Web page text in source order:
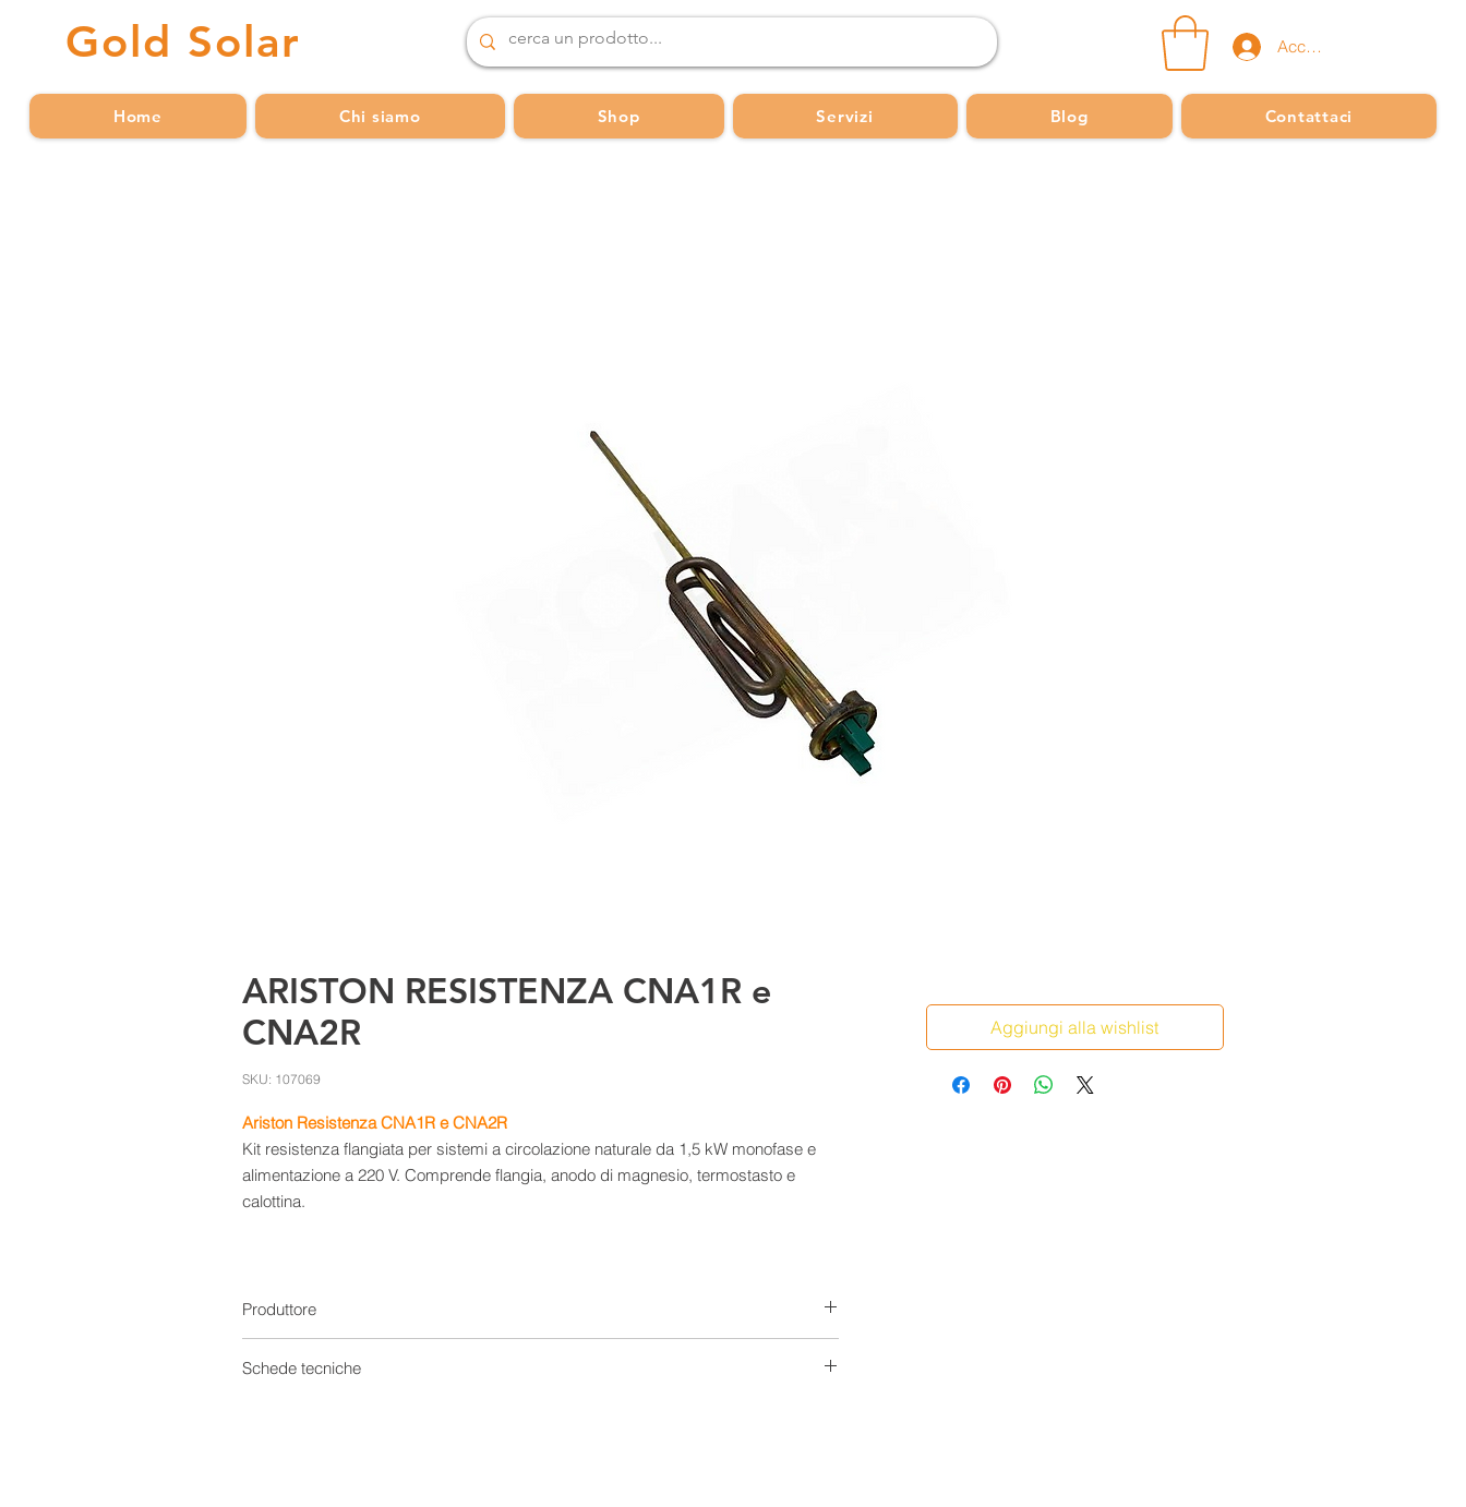
Gold Solar Accedi
Home Chi siamo Shop Servizi Blog Contattaci
ARISTON RESISTENZA CNA1R e
CNA2R
SKU: 107069
Ariston Resistenza CNA1R e CNA2R
Kit resistenza flangiata per sistemi a circolazione naturale da 1,5 kW monofase e
alimentazione a 220 V. Comprende flangia, anodo di magnesio, termostasto e
calottina.
Produttore
Schede tecniche
Aggiungi alla wishlist